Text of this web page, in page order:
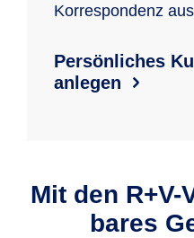
Korrespondenz
Persönliches
anlegen
Mit den
bares